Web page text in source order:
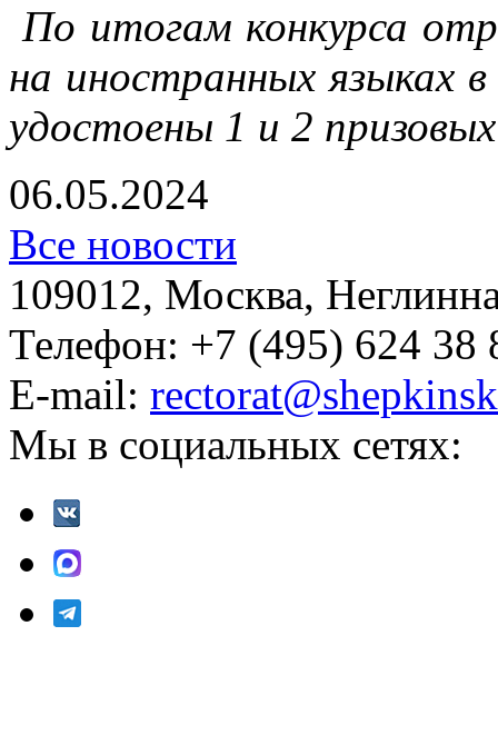
По итогам конкурса
на иностранных
удостоены 1 и 2
06.05.2024
Все новости
109012, Москва,
Телефон: +7 (495) 624 38
E-mail:
Мы в социальных сетях: